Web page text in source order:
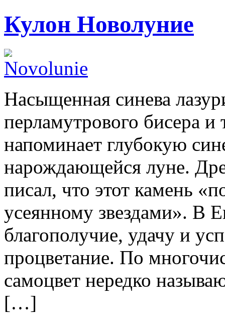
Кулон Новолуние
Насыщенная синева
перламутрового бисера
напоминает глубокую
нарождающейся луне.
писал, что этот камень
усеянному звездами». В
благополучие, удачу и
процветание. По
самоцвет нередко
[…]